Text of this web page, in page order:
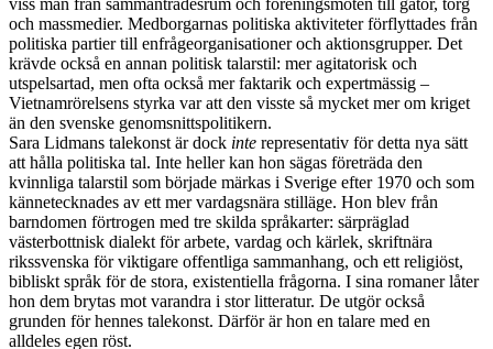
viss mån från sammanträdesrum och föreningsmöten till gator, torg
och massmedier. Medborgarnas politiska aktiviteter förflyttades från
politiska partier till enfrågeorganisationer och aktionsgrupper. Det
krävde också en annan politisk talarstil: mer agitatorisk och
utspelsartad, men ofta också mer faktarik och expertmässig –
Vietnamrörelsens styrka var att den visste så mycket mer om kriget
än den svenske genomsnittspolitikern.
Sara Lidmans talekonst är dock inte representativ för detta nya sätt
att hålla politiska tal. Inte heller kan hon sägas företräda den
kvinnliga talarstil som började märkas i Sverige efter 1970 och som
kännetecknades av ett mer vardagsnära stilläge. Hon blev från
barndomen förtrogen med tre skilda språkarter: särpräglad
västerbottnisk dialekt för arbete, vardag och kärlek, skriftnära
rikssvenska för viktigare offentliga sammanhang, och ett religiöst,
bibliskt språk för de stora, existentiella frågorna. I sina romaner låter
hon dem brytas mot varandra i stor litteratur. De utgör också
grunden för hennes talekonst. Därför är hon en talare med en
alldeles egen röst.